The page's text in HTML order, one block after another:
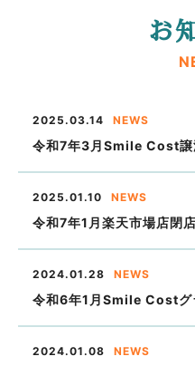
お
2025.03.14 NEWS
令和7年3月Smile Cost譲
2025.01.10 NEWS
令和7年1月楽天市場店閉店
2024.01.28 NEWS
令和6年1月Smile Costグ
2024.01.08 NEWS